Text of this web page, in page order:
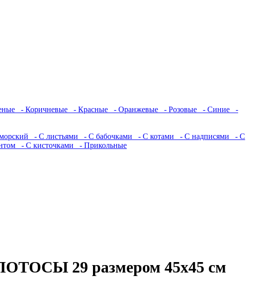
- Коричневые - Красные - Оранжевые - Розовые - Синие
-
- С листьями - С бабочками - С котами - С надписями
- С
- С кисточками
- Прикольные
29 размером 45х45 см